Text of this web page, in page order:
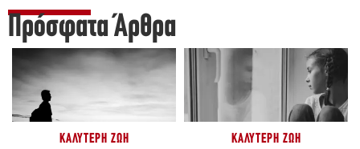
Πρόσφατα Άρθρα
ΚΑΛΎΤΕΡΗ ΖΩΉ ΚΑΛΎΤΕΡΗ ΖΩΉ